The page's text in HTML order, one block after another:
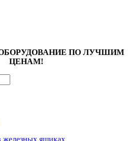
ПО ЛУЧШИМ
ЦЕНАМ!
железных ящиках